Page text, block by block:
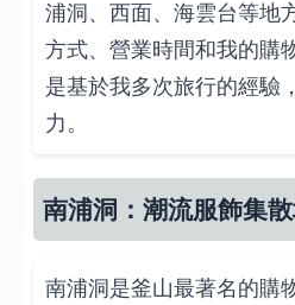
浦洞、西面、海雲台等地
方式、營業時間和我的購
是基於我多次旅行的經驗
力。
南浦洞：潮流服飾集
南浦洞是釜山最著名的購